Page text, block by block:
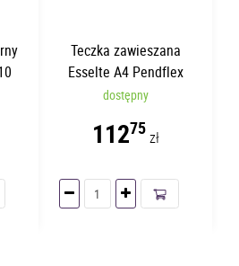
Teczka zawieszana
Esselte A4 Pendflex
Standard Niebieskie | 25
dostępny
11275zł